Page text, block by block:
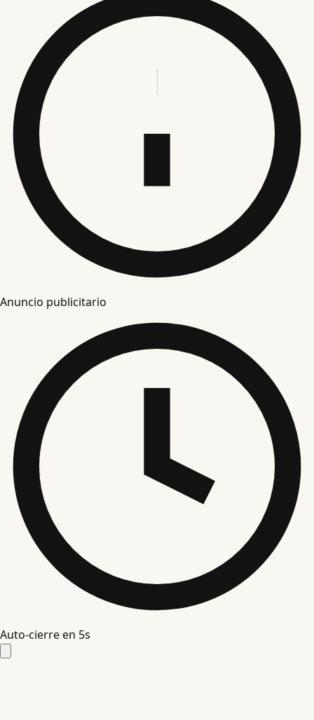
Anuncio publicitario
Auto-cierre en 5s